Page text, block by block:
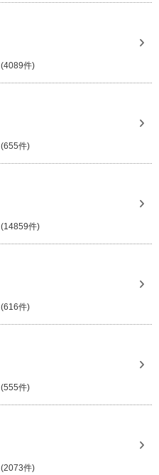
(4089件)
(655件)
(14859件)
(616件)
(555件)
(2073件)